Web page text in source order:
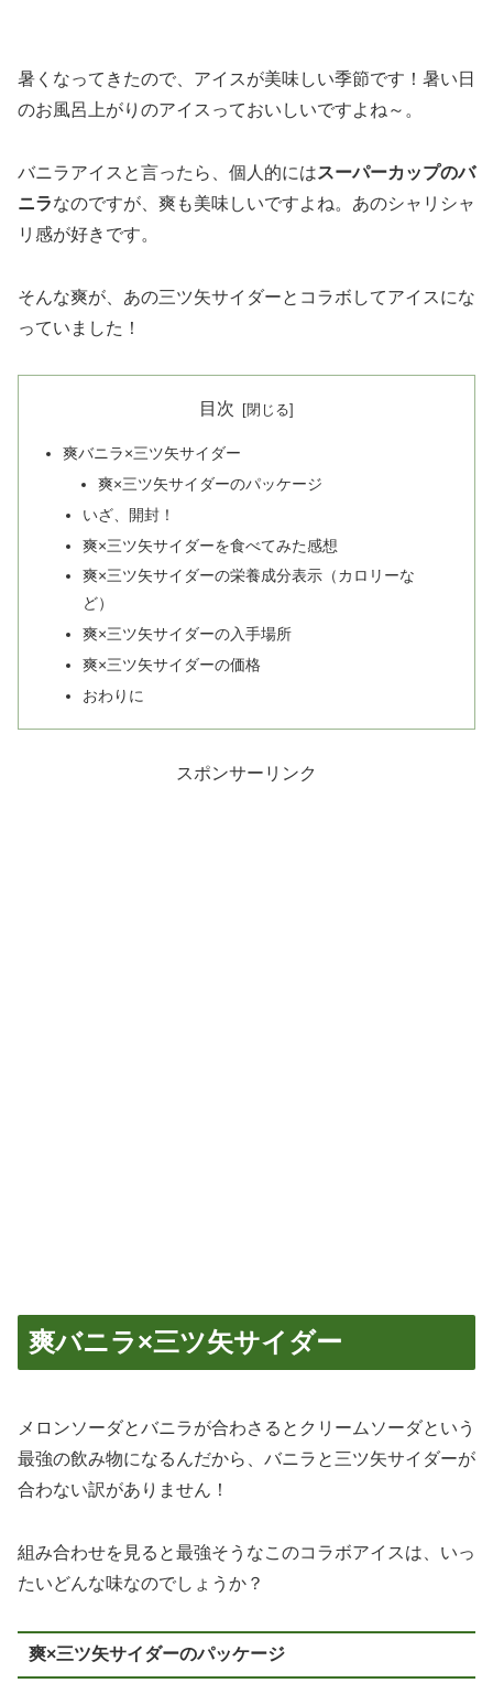
暑くなってきたので、アイスが美味しい季節です！暑い日
のお風呂上がりのアイスっておいしいですよね～。
バニラアイスと言ったら、個人的にはスーパーカップのバ
ニラなのですが、爽も美味しいですよね。あのシャリシャ
リ感が好きです。
そんな爽が、あの三ツ矢サイダーとコラボしてアイスにな
っていました！
目次
爽バニラ×三ツ矢サイダー
爽×三ツ矢サイダーのパッケージ
いざ、開封！
爽×三ツ矢サイダーを食べてみた感想
爽×三ツ矢サイダーの栄養成分表示（カロリーな
ど）
爽×三ツ矢サイダーの入手場所
爽×三ツ矢サイダーの価格
おわりに
スポンサーリンク
爽バニラ×三ツ矢サイダー
メロンソーダとバニラが合わさるとクリームソーダという
最強の飲み物になるんだから、バニラと三ツ矢サイダーが
合わない訳がありません！
組み合わせを見ると最強そうなこのコラボアイスは、いっ
たいどんな味なのでしょうか？
爽×三ツ矢サイダーのパッケージ